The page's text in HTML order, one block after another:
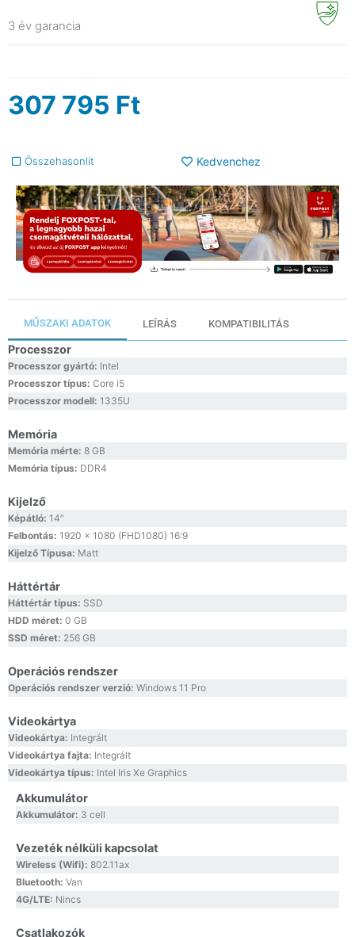
3 év garancia
307 795 Ft
Összehasonlít Kedvenchez
MŰSZAKI ADATOK LEÍRÁS KOMPATIBILITÁS
Processzor
Processzor gyártó: Intel
Processzor típus: Core i5
Processzor modell: 1335U
Memória
Memória mérte: 8 GB
Memória típus: DDR4
Kijelző
Képátló: 14″
Felbontás: 1920 x 1080 (FHD1080) 16:9
Kijelző Típusa: Matt
Háttértár
Háttértár típus: SSD
HDD méret: 0 GB
SSD méret: 256 GB
Operációs rendszer
Operációs rendszer verzió: Windows 11 Pro
Videokártya
Videokártya: Integrált
Videokártya fajta: Integrált
Videokártya típus: Intel Iris Xe Graphics
Akkumulátor
Akkumulátor: 3 cell
Vezeték nélküli kapcsolat
Wireless (Wifi): 802.11ax
Bluetooth: Van
4G/LTE: Nincs
Csatlakozók